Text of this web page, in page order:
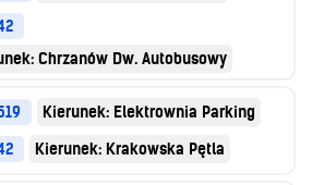
Chrzanów Dw. Autobusowy
Kierunek: Elektrownia Parking
Kierunek: Krakowska Pętla